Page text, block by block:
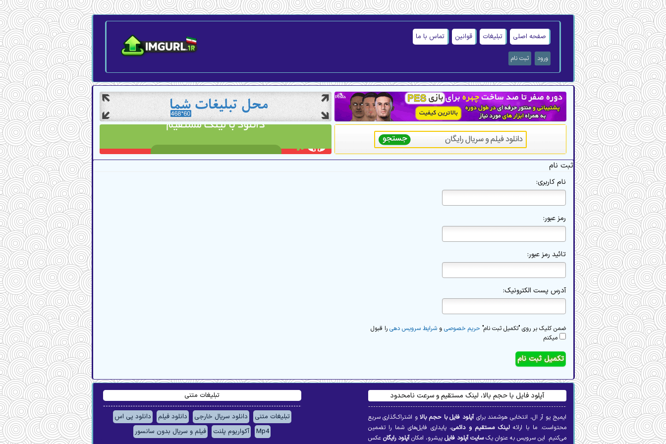
صفحه اصلی تبلیغات قوانین تماس با ما
ورود ثبت نام
ثبت نام
نام کاربری:
رمز عبور:
تائید رمز عبور:
آدرس پست الکترونیک:
ضمن کلیک بر روی "تکمیل ثبت نام" حریم خصوصی وشرایط سرویس دهی را قبول
میکنم
تبلیغات متنی
تبلیغات متنی دانلود سریال خارجی دانلود فیلم
دانلود پی اس
Mp4
آکواریوم پلنت فیلم و سریال بدون سانسور
آپلود فایل با حجم بالا، لینک مستقیم و سرعت نامحدود
ایمیج یو آر ال، انتخابی هوشمند برایآپلود فایل با حجم بالاو اشتراک‌گذاری سریع
محتواست. ما با ارائهلینک مستقیم و دائمی، پایداری فایل‌های شما را تضمین
می‌کنیم. این سرویس به عنوان یکسایت آپلود فایل پیشرو، امکانآپلود رایگان عکس